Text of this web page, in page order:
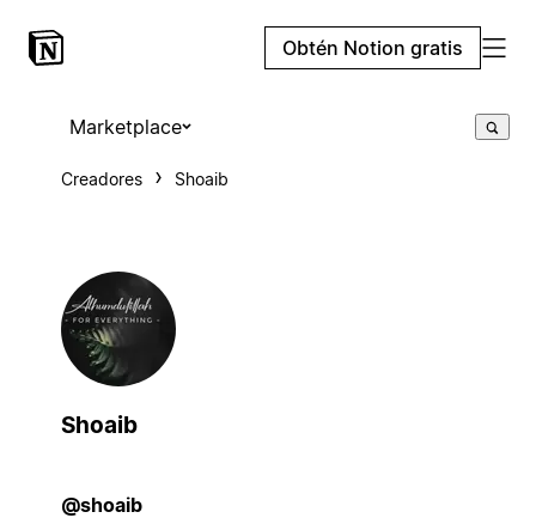
Obtén Notion gratis
Marketplace
Creadores Shoaib
Shoaib
@shoaib